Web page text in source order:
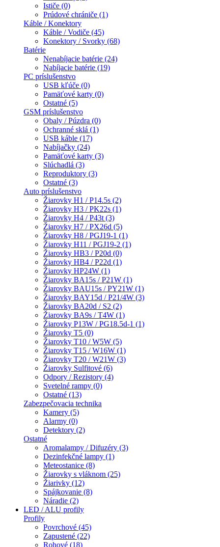
Ističe (0)
Prúdové chrániče (1)
Káble / Konektory
Káble / Vodiče (45)
Konektory / Svorky (68)
Batérie
Nenabíjacie batérie (24)
Nabíjacie batérie (19)
PC príslušenstvo
USB kľúče (0)
Pamäťové karty (0)
Ostatné (5)
GSM príslušenstvo
Obaly / Púzdra (0)
Ochranné sklá (1)
USB káble (17)
Nabíjačky (24)
Pamäťové karty (3)
Slúchadlá (3)
Reproduktory (3)
Ostatné (3)
Auto príslušenstvo
Žiarovky H1 / P14.5s (2)
Žiarovky H3 / PK22s (1)
Žiarovky H4 / P43t (3)
Žiarovky H7 / PX26d (5)
Žiarovky H8 / PGJ19-1 (1)
Žiarovky H11 / PGJ19-2 (1)
Žiarovky HB3 / P20d (0)
Žiarovky HB4 / P22d (1)
Žiarovky HP24W (1)
Žiarovky BA15s / P21W (1)
Žiarovky BAU15s / PY21W (1)
Žiarovky BAY15d / P21/4W (3)
Žiarovky BA20d / S2 (2)
Žiarovky BA9s / T4W (1)
Žiarovky P13W / PG18.5d-1 (1)
Žiarovky T5 (0)
Žiarovky T10 / W5W (5)
Žiarovky T15 / W16W (1)
Žiarovky T20 / W21W (3)
Žiarovky Sulfitové (6)
Odpory / Rezistory (4)
Svetelné rampy (0)
Ostatné (13)
Zabezpečovacia technika
Kamery (5)
Alarmy (0)
Detektory (2)
Ostatné
Aromalampy / Difuzéry (3)
Dezinfekčné lampy (1)
Meteostanice (8)
Žiarovky s vláknom (25)
Žiarivky (12)
Spájkovanie (8)
Náradie (2)
LED / ALU profily
Profily
Povrchové (45)
Zapustené (22)
Rohové (18)